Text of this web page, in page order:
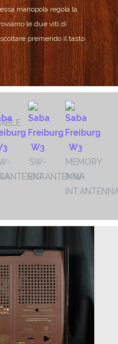
manopola regola la
le due viti di
premendo il tasto
SW-
EXT.ANTENNA
MEMORY
MW-